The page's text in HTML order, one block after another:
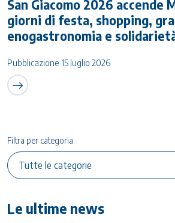
San Giacomo 2026 accende
giorni di festa, shopping,
enogastronomia e
Pubblicazione 15 luglio 2026
Filtra per categoria
Le ultime news